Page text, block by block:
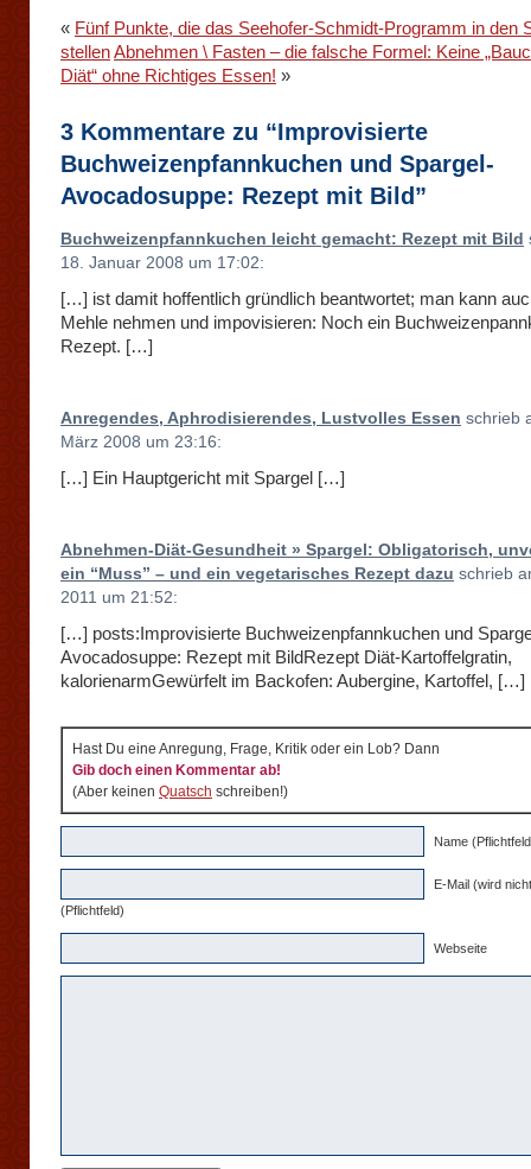
« Fünf Punkte, die das Seehofer-Schmidt-Programm in den
stellenAbnehmen \ Fasten – die falsche Formel: Keine
Diät“ ohne Richtiges Essen! »
3 Kommentare zu “Improvisierte
Buchweizenpfannkuchen und Spargel-
Avocadosuppe: Rezept mit Bild”
Buchweizenpfannkuchen leicht gemacht: Rezept mit Bild
18. Januar 2008 um 17:02:
[…] ist damit hoffentlich gründlich beantwortet; man kann
Mehle nehmen und impovisieren: Noch ein
Rezept. […]
Anregendes, Aphrodisierendes, Lustvolles Essen schrieb
März 2008 um 23:16:
[…] Ein Hauptgericht mit Spargel […]
Abnehmen-Diät-Gesundheit » Spargel: Obligatorisch,
ein “Muss” – und ein vegetarisches Rezept dazu schrieb
2011 um 21:52:
[…] posts:Improvisierte Buchweizenpfannkuchen und
Avocadosuppe: Rezept mit BildRezept Diät-Kartoffelgratin,
kalorienarmGewürfelt im Backofen: Aubergine, Kartoffel, […]
Hast Du eine Anregung, Frage, Kritik oder ein Lob? Dann
Gib doch einen Kommentar ab!
(Aber keinen Quatsch schreiben!)
Name
E-Mail (wird
(Pflichtfeld)
Webseite